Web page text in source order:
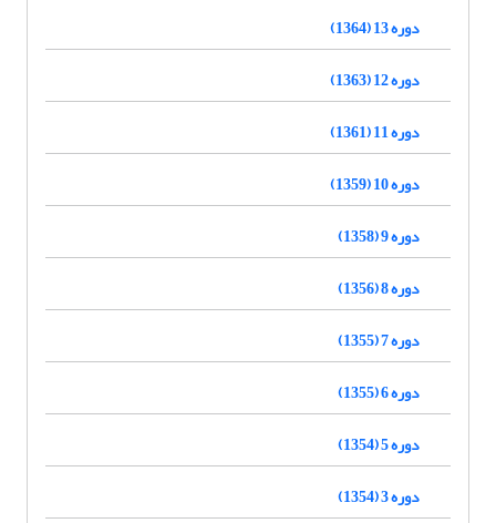
دوره 13 (1364)
دوره 12 (1363)
دوره 11 (1361)
دوره 10 (1359)
دوره 9 (1358)
دوره 8 (1356)
دوره 7 (1355)
دوره 6 (1355)
دوره 5 (1354)
دوره 3 (1354)